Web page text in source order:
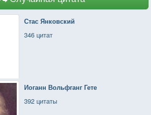
Стас Янковский
346 цитат
Иоганн Вольфганг Гете
392 цитаты